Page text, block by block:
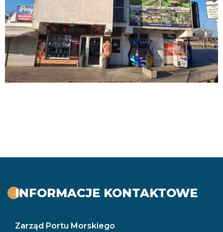
INFORMACJE KONTAKTOWE
Zarząd Portu Morskiego